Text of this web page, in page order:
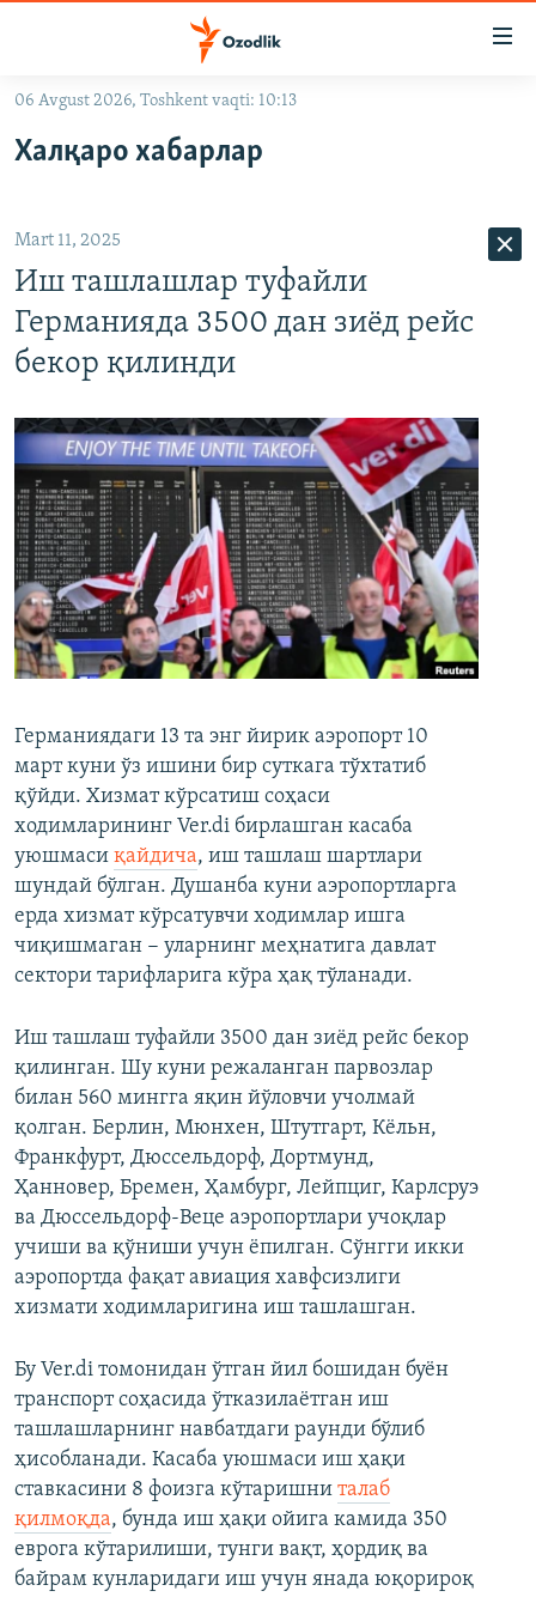
Асосий
навигацияга
Қидиришга
ўтинг
OZODVIDEO
На русском
ИЖТИМОИЙ ТАРМОҚЛАР
Озодлик бошқа тилларда
06 Avgust 2026, Toshkent vaqti: 10:13
Халқаро хабарлар
Mart 11, 2025
Иш ташлашлар туфайли
Германияда 3500 дан зиёд рейс
бекор қилинди
Германиядаги 13 та энг йирик аэропорт 10
март куни ўз ишини бир суткага тўхтатиб
қўйди. Хизмат кўрсатиш соҳаси
ходимларининг Ver.di бирлашган касаба
уюшмаси қайдича, иш ташлаш шартлари
шундай бўлган. Душанба куни аэропортларга
ерда хизмат кўрсатувчи ходимлар ишга
чиқишмаган − уларнинг меҳнатига давлат
сектори тарифларига кўра ҳақ тўланади.
Иш ташлаш туфайли 3500 дан зиёд рейс бекор
қилинган. Шу куни режаланган парвозлар
билан 560 мингга яқин йўловчи учолмай
қолган. Берлин, Мюнхен, Штутгарт, Кёльн,
Франкфурт, Дюссельдорф, Дортмунд,
Ҳанновер, Бремен, Ҳамбург, Лейпциг, Карлсруэ
ва Дюссельдорф-Веце аэропортлари учоқлар
учиши ва қўниши учун ёпилган. Сўнгги икки
аэропортда фақат авиация хавфсизлиги
хизмати ходимларигина иш ташлашган.
Бу Ver.di томонидан ўтган йил бошидан буён
транспорт соҳасида ўтказилаётган иш
ташлашларнинг навбатдаги раунди бўлиб
ҳисобланади. Касаба уюшмаси иш ҳақи
ставкасини 8 фоизга кўтаришни талаб
қилмоқда, бунда иш ҳақи ойига камида 350
еврога кўтарилиши, тунги вақт, ҳордиқ ва
байрам кунларидаги иш учун янада юқорироқ